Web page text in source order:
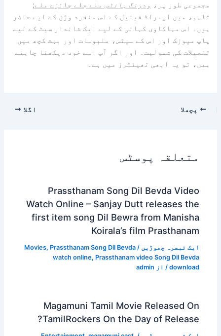
مجموعی طور پر، ودرنگ ہائٹس ملے جلے جائزے ملے;
تاہم، میں ایمرلڈ فینیل کے اس منفرد وژن کے لیے حاضر
ہوں۔ اس مہاکاوی کہانی کے لیے ایک شاندار سیٹ کے لیے
پاپ میوزک اور اس کے سیٹس، ملبوسات اور بہت کچھ میں
تفصیلات کی شمولیت۔ اور اگر آپ اسے خود دیکھنا چاہتے
ہیں، تو یہ ابھی تھیئٹرز میں ہے۔
پچھلا اگلا
متعلقہ پوسٹس
Prassthanam Song Dil Bevda Video
Watch Online – Sanjay Dutt releases the
first item song Dil Bewra from Manisha
Koirala’s film Prasthanam
ایک تبصرہ چھوڑیں /
Movies, Prassthanam Song Dil Bevda
watch online, Prassthanam video Song Dil Bevda
download / از admin
Magamuni Tamil Movie Released On
TamilRockers On the Day of Release?